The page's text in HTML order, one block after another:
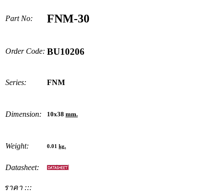
Part No: FNM-30
Order Code: BU10206
Series: FNM
Dimension: 10x38 mm.
Weight: 0.01 kg.
Datasheet:
ราคา :::